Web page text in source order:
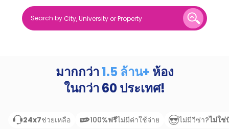
Partner
Help
and
Phone
Search by City, University or Property
มากกว่า1.5 ล้าน+ ห้อง
ในกว่า60ประเทศ!
24x7ช่วยเหลือ 100%ฟรีไม่มีค่าใช้จ่าย ไม่มีวีซ่า?ไม่ใ